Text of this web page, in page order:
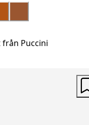
Puccini